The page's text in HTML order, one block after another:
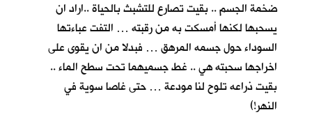
ضخمة الجسم .. بقيت تصارع للتشبث بالحياة ..اراد ان
يسحبها لكنها أمسكت به من رقبته … التفت عباءتها
السوداء حول جسمه المرهق … فبدلا من ان يقوى على
اخراجها سحبته هي .. غط جسميهما تحت سطح الماء ..
بقيت ذراعه تلوح لنا مودعة … حتى غاصا سوية في
النهر!)